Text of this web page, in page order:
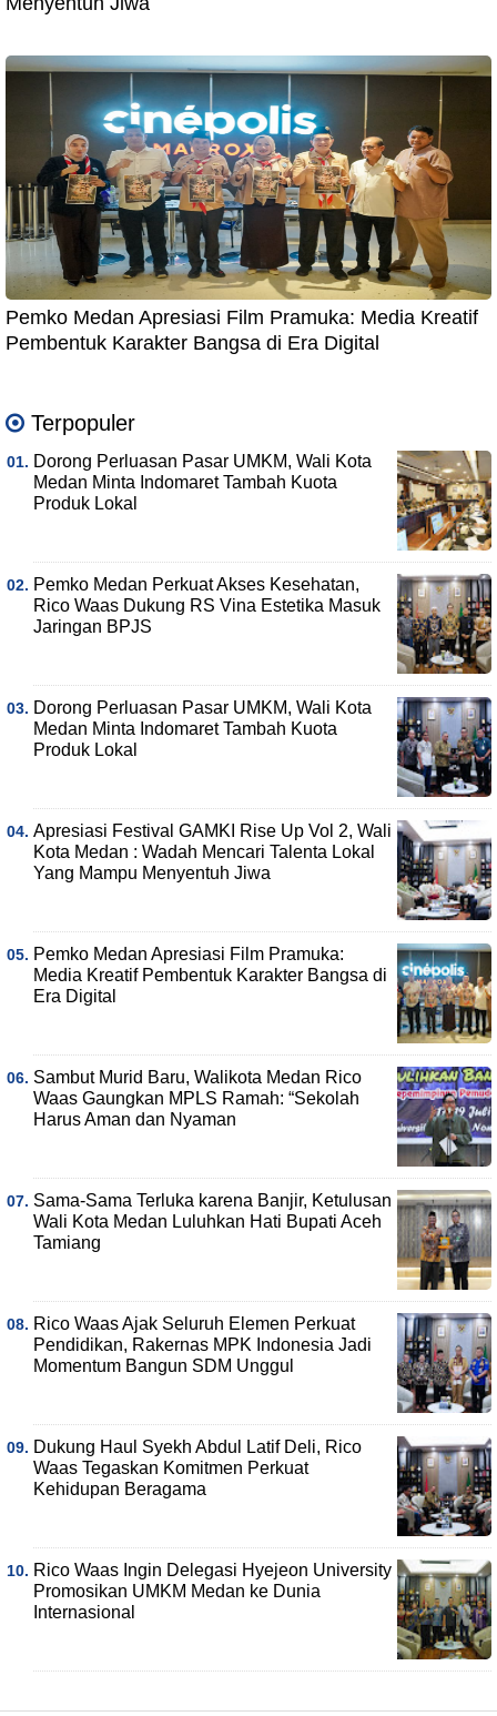
Pemko Medan Apresiasi Film Pramuka: Media Kreatif
Pembentuk Karakter Bangsa di Era Digital
Terpopuler
Dorong Perluasan Pasar UMKM, Wali Kota
Medan Minta Indomaret Tambah Kuota
Produk Lokal
Pemko Medan Perkuat Akses Kesehatan,
Rico Waas Dukung RS Vina Estetika Masuk
Jaringan BPJS
Dorong Perluasan Pasar UMKM, Wali Kota
Medan Minta Indomaret Tambah Kuota
Produk Lokal
Apresiasi Festival GAMKI Rise Up Vol 2, Wali
Kota Medan : Wadah Mencari Talenta Lokal
Yang Mampu Menyentuh Jiwa
Pemko Medan Apresiasi Film Pramuka:
Media Kreatif Pembentuk Karakter Bangsa di
Era Digital
Sambut Murid Baru, Walikota Medan Rico
Waas Gaungkan MPLS Ramah: “Sekolah
Harus Aman dan Nyaman
Sama-Sama Terluka karena Banjir, Ketulusan
Wali Kota Medan Luluhkan Hati Bupati Aceh
Tamiang
Rico Waas Ajak Seluruh Elemen Perkuat
Pendidikan, Rakernas MPK Indonesia Jadi
Momentum Bangun SDM Unggul
Dukung Haul Syekh Abdul Latif Deli, Rico
Waas Tegaskan Komitmen Perkuat
Kehidupan Beragama
Rico Waas Ingin Delegasi Hyejeon University
Promosikan UMKM Medan ke Dunia
Internasional